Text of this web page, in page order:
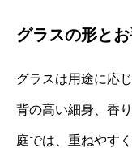
グラスの形と
グラスは用途に応
背の高い細身、香
庭では、重ねやす